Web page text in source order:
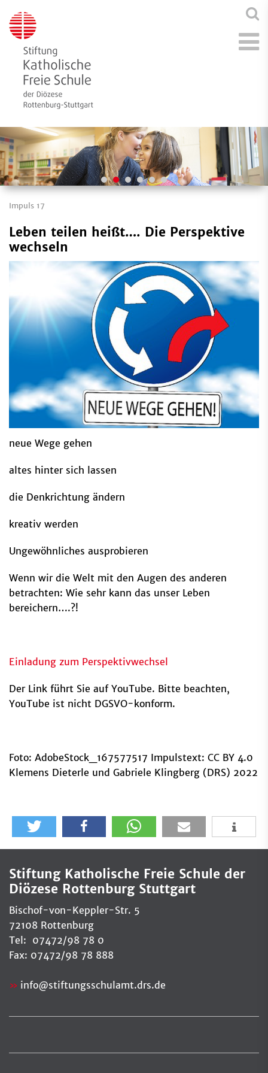
Impuls 17
Leben teilen heißt…. Die Perspektive
wechseln
neue Wege gehen
altes hinter sich lassen
die Denkrichtung ändern
kreativ werden
Ungewöhnliches ausprobieren
Wenn wir die Welt mit den Augen des anderen
betrachten: Wie sehr kann das unser Leben
bereichern….?!
Einladung zum Perspektivwechsel
Der Link führt Sie auf YouTube. Bitte beachten,
YouTube ist nicht DGSVO-konform.
Foto: AdobeStock_167577517 Impulstext: CC BY 4.0
Klemens Dieterle und Gabriele Klingberg (DRS) 2022
Stiftung Katholische Freie Schule der
Diözese Rottenburg Stuttgart
Bischof-von-Keppler-Str. 5
72108 Rottenburg
Tel: 07472/98 78 0
Fax: 07472/98 78 888
info@stiftungsschulamt.drs.de